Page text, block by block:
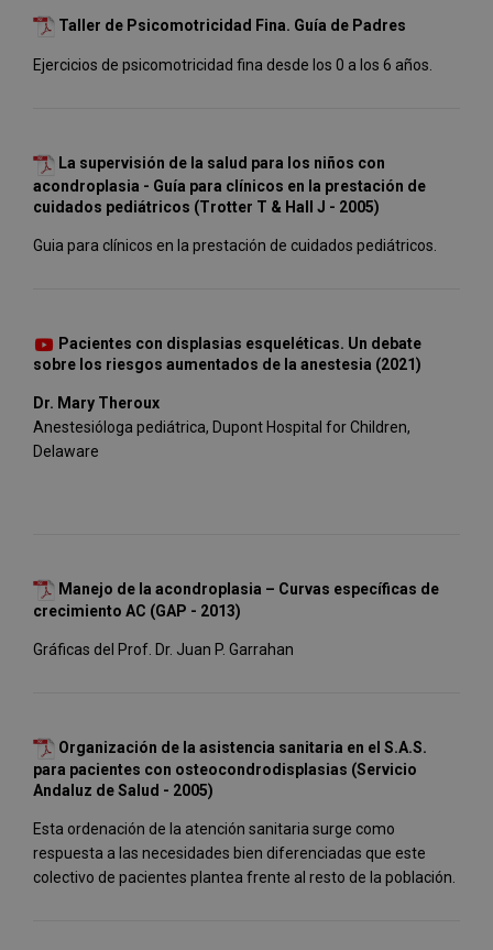
Taller de Psicomotricidad Fina. Guía de Padres
Ejercicios de psicomotricidad fina desde los 0 a los 6 años.
La supervisión de la salud para los niños con
acondroplasia - Guía para clínicos en la prestación de
cuidados pediátricos (Trotter T & Hall J - 2005)
Guia para clínicos en la prestación de cuidados pediátricos.
Pacientes con displasias esqueléticas. Un debate
sobre los riesgos aumentados de la anestesia (2021)
Dr. Mary Theroux
Anestesióloga pediátrica, Dupont Hospital for Children,
Delaware
Manejo de la acondroplasia – Curvas específicas de
crecimiento AC (GAP - 2013)
Gráficas del Prof. Dr. Juan P. Garrahan
Organización de la asistencia sanitaria en el S.A.S.
para pacientes con osteocondrodisplasias (Servicio
Andaluz de Salud - 2005)
Esta ordenación de la atención sanitaria surge como
respuesta a las necesidades bien diferenciadas que este
colectivo de pacientes plantea frente al resto de la población.